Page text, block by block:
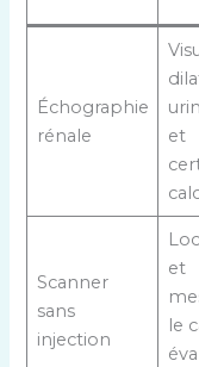
Échographie
rénale
et
Scanner
sans
injection
et
le